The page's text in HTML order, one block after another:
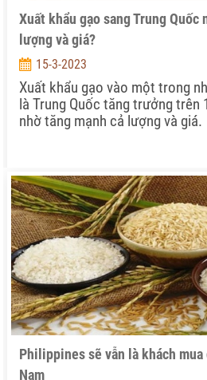
Xuất khẩu gạo sang Trung Quốc
lượng và giá?
15-3-2023
Xuất khẩu gạo vào một trong
là Trung Quốc tăng trưởng trên
nhờ tăng mạnh cả lượng và giá.
Philippines sẽ vẫn là khách
Nam